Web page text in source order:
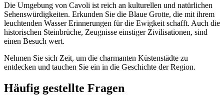
Die Umgebung von Cavoli ist reich an kulturellen und natürlichen
Sehenswürdigkeiten. Erkunden Sie die Blaue Grotte, die mit ihrem
leuchtenden Wasser Erinnerungen für die Ewigkeit schafft. Auch die
historischen Steinbrüche, Zeugnisse einstiger Zivilisationen, sind
einen Besuch wert.
Nehmen Sie sich Zeit, um die charmanten Küstenstädte zu
entdecken und tauchen Sie ein in die Geschichte der Region.
Häufig gestellte Fragen